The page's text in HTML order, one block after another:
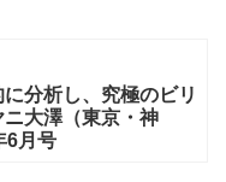
分析し、究極のビリ
大澤（東京・神
月号